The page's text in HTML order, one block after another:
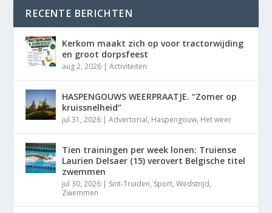
RECENTE BERICHTEN
Kerkom maakt zich op voor tractorwijding
en groot dorpsfeest
aug 2, 2026 |Activiteiten
HASPENGOUWS WEERPRAATJE. “Zomer op
kruissnelheid”
jul 31, 2026 |Advertorial, Haspengouw, Het weer
Tien trainingen per week lonen: Truiense
Laurien Delsaer (15) verovert Belgische titel
zwemmen
jul 30, 2026 | Sint-Truiden, Sport,Wedstrijd,
Zwemmen